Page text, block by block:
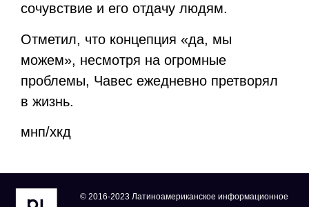
сочувствие и его отдачу людям.
Отметил, что концепция «да, мы
можем», несмотря на огромные
проблемы, Чавес ежедневно претворял
в жизнь.
мнп/хкд
© 2016-2023 Латиноамериканское информационное